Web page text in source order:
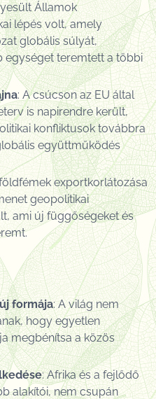
Államok
lépés volt, amely
globális súlyát,
egységet teremtett a többi
: A csúcson az EU által
is napirendre került,
konfliktusok továbbra
együttműködés
exportkorlátozása
geopolitikai
ami új függőségeket és
formája: A világ nem
hogy egyetlen
megbénítsa a közös
: Afrika és a fejlődő
alakítói, nem csupán